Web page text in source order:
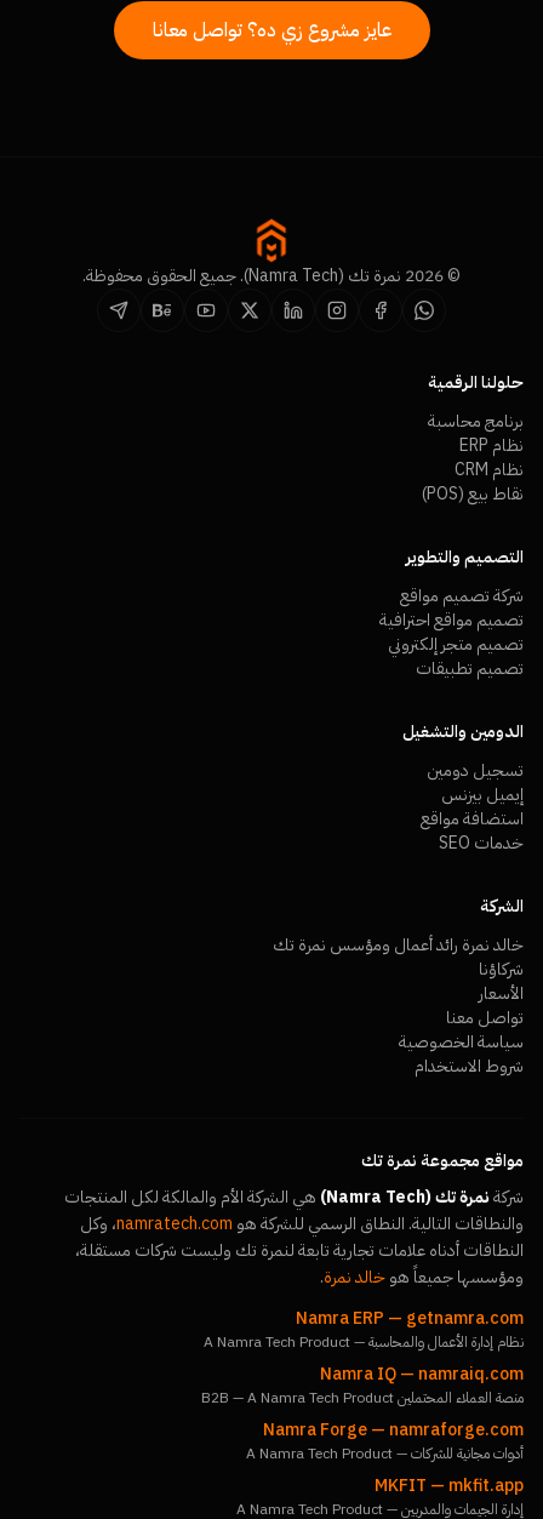
عايز مشروع زي ده؟ تواصل معانا
© 2026 نمرة تك (Namra Tech). جميع الحقوق محفوظة.
حلولنا الرقمية
برنامج محاسبة
نظام ERP
نظام CRM
نقاط بيع (POS)
التصميم والتطوير
شركة تصميم مواقع
تصميم مواقع احترافية
تصميم متجر إلكتروني
تصميم تطبيقات
الدومين والتشغيل
تسجيل دومين
إيميل بيزنس
استضافة مواقع
خدمات SEO
الشركة
خالد نمرة رائد أعمال ومؤسس نمرة تك
شركاؤنا
الأسعار
تواصل معنا
سياسة الخصوصية
شروط الاستخدام
مواقع مجموعة نمرة تك
شركةنمرة تك (Namra Tech)
هي الشركة الأم والمالكة لكل المنتجات
والنطاقات التالية. النطاق الرسمي للشركة هو namratech.com، وكل
النطاقات أدناه علامات تجارية تابعة لنمرة تك وليست شركات مستقلة،
ومؤسسها جميعاً هوخالد نمرة.
Namra ERP — getnamra.com
نظام إدارة الأعمال والمحاسبة — A Namra Tech Product
Namra IQ— namraiq.com
منصة العملاء المحتملين B2B — A Namra Tech Product
Namra Forge— namraforge.com
أدوات مجانية للشركات — A Namra Tech Product
MKFIT — mkfit.app
إدارة الجيمات والمدربين — A Namra Tech Product